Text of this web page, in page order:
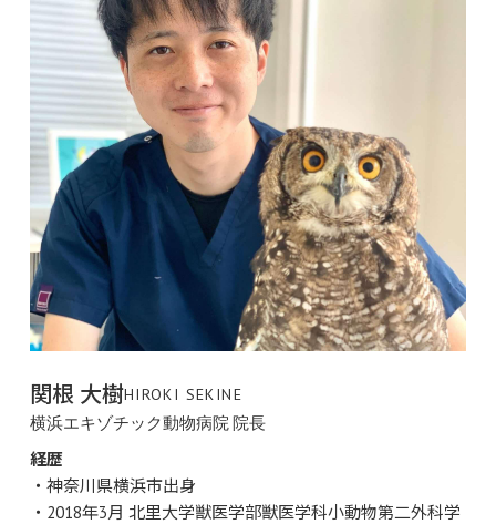
関根 大樹HIROKI SEKINE
横浜エキゾチック動物病院 院長
経歴
・神奈川県横浜市出身
・2018年3月 北里大学獣医学部獣医学科小動物第二外科学